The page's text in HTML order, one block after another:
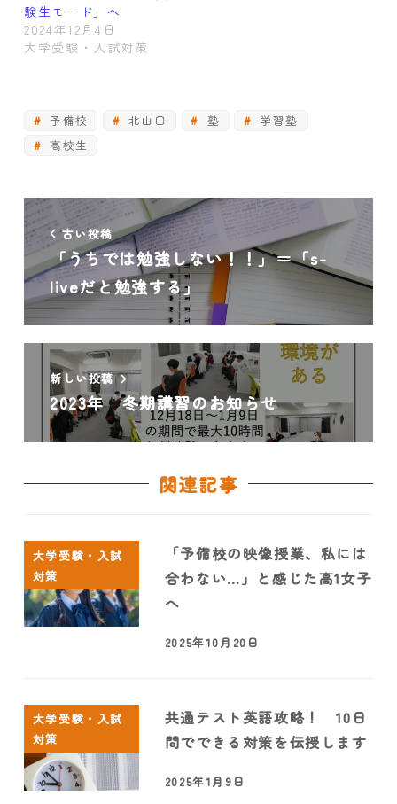
験生モード」へ
2024年12月4日
大学受験・入試対策
予備校 北山田 塾
学習塾
高校生
古い投稿
「うちでは勉強しない！！」＝「s-
liveだと勉強する」
新しい投稿
2023年 冬期講習のお知らせ
関連記事
大学受験・入試
対策
「予備校の映像授業、私には
合わない…」と感じた高1女子
へ
2025年10月20日
大学受験・入試
対策
共通テスト英語攻略！ 10日
間でできる対策を伝授します
2025年1月9日